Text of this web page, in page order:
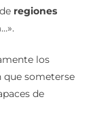
…».
someterse
de